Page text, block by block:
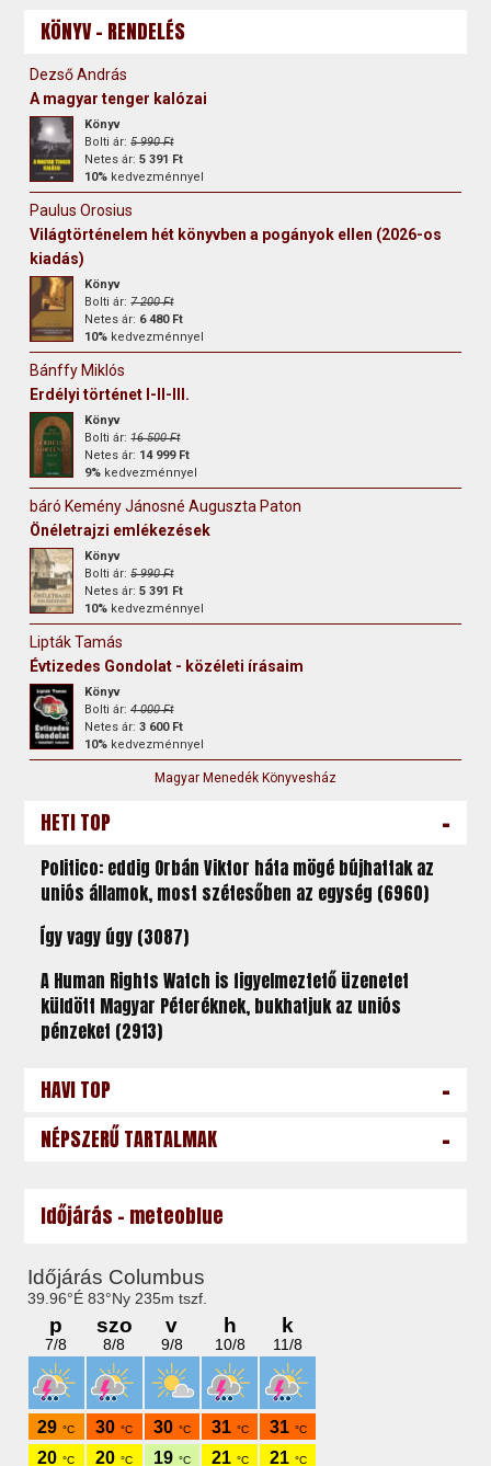
KÖNYV - RENDELÉS
Dezső András
A magyar tenger kalózai
Könyv
Bolti ár:5 990 Ft
Netes ár:5 391 Ft
10% kedvezménnyel
Paulus Orosius
Világtörténelem hét könyvben a pogányok ellen (2026-os
kiadás)
Könyv
Bolti ár:7 200 Ft
Netes ár: 6 480 Ft
10% kedvezménnyel
Bánffy Miklós
Erdélyi történet I-II-III.
Könyv
Bolti ár:16 500 Ft
Netes ár: 14 999 Ft
9% kedvezménnyel
báró Kemény Jánosné Auguszta Paton
Önéletrajzi emlékezések
Könyv
Bolti ár:5 990 Ft
Netes ár:5 391 Ft
10% kedvezménnyel
Lipták Tamás
Évtizedes Gondolat - közéleti írásaim
Könyv
Bolti ár:4 000 Ft
Netes ár:3 600 Ft
10% kedvezménnyel
Magyar Menedék Könyvesház
HETI TOP -
Politico: eddig Orbán Viktor háta mögé bújhattak az
uniós államok, most szétesőben az egység (6960)
Így vagy úgy (3087)
A Human Rights Watch is figyelmeztető üzenetet
küldött Magyar Péteréknek, bukhatjuk az uniós
pénzeket (2913)
HAVI TOP -
NÉPSZERŰ TARTALMAK -
Időjárás - meteoblue